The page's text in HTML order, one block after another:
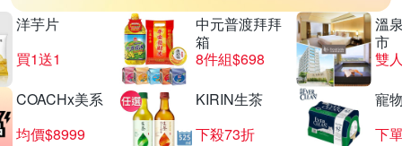
洋芋片
買1送1
中元普渡拜拜
箱
8件組$698
溫
市
COACHx美系
均價$8999
KIRIN生茶
下殺73折
寵
下